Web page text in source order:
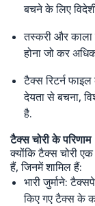
बचने के लिए
तस्करी और
होना जो कर
टैक्स रिटर्न
देयता से बचना,
है.
टैक्स चोरी के परिणाम
क्योंकि टैक्स चोरी
हैं, जिनमें शामिल हैं:
भारी जुर्माने:
किए गए टैक्स के